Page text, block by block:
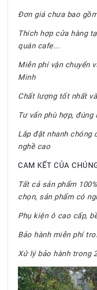
Đơn giá chưa bao
Thích hợp cửa hàng
quán cafe...
Miễn phí vận chuyển
Minh
Chất lượng tốt nhất
Tư vấn phù hợp,
Lắp đặt nhanh chóng
nghề cao
CAM KẾT CỦA
Tất cả sản phẩm
chọn, sản phẩm có
Phụ kiện ô cao cấp,
Bảo hành miễn phí
Xử lý bảo hành trong